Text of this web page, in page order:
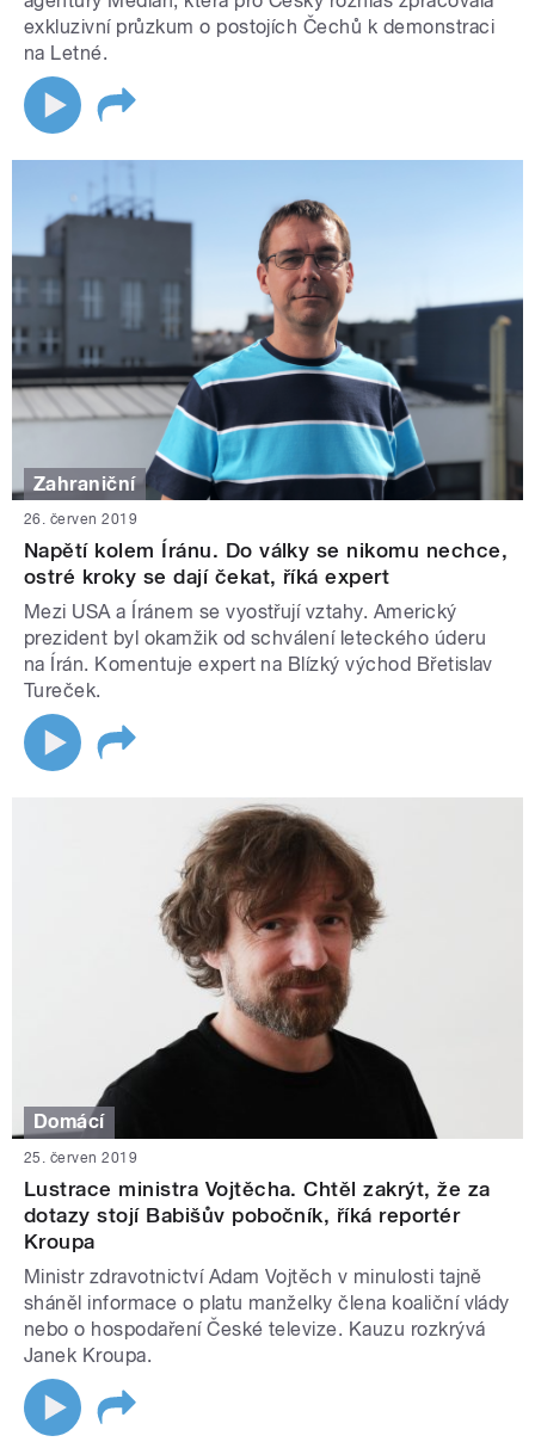
exkluzivní průzkum o postojích Čechů k demonstraci
na Letné.
Zahraniční
26. červen 2019
Napětí kolem Íránu. Do války se nikomu nechce,
ostré kroky se dají čekat, říká expert
Mezi USA a Íránem se vyostřují vztahy. Americký
prezident byl okamžik od schválení leteckého úderu
na Írán. Komentuje expert na Blízký východ Břetislav
Tureček.
Domácí
25. červen 2019
Lustrace ministra Vojtěcha. Chtěl zakrýt, že za
dotazy stojí Babišův pobočník, říká reportér
Kroupa
Ministr zdravotnictví Adam Vojtěch v minulosti tajně
sháněl informace o platu manželky člena koaliční vlády
nebo o hospodaření České televize. Kauzu rozkrývá
Janek Kroupa.